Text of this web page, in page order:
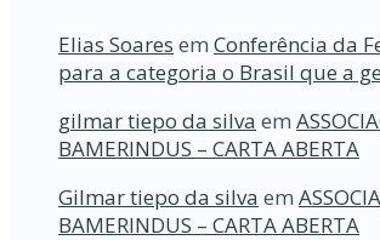
Elias Soares em Conferência da
para a categoria o Brasil que a
gilmar tiepo da silva em
BAMERINDUS – CARTA ABERTA
Gilmar tiepo da silva em
BAMERINDUS – CARTA ABERTA